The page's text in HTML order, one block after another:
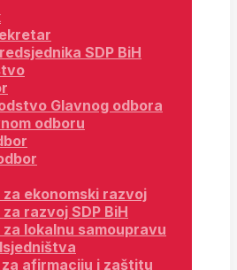
SDP BiH
Glavnog odbora
odboru
ekonomski razvoj
razvoj SDP BiH
lokalnu samoupravu
afirmaciju i zaštitu